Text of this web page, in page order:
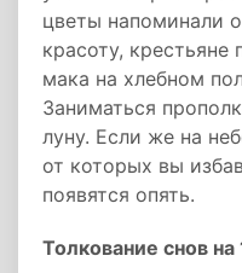
цветы напоминали
красоту, крестьяне
мака на хлебном
Заниматься
луну. Если же на
от которых вы
появятся опять.
Толкование снов